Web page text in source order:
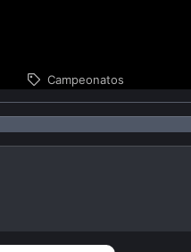
Campeonatos